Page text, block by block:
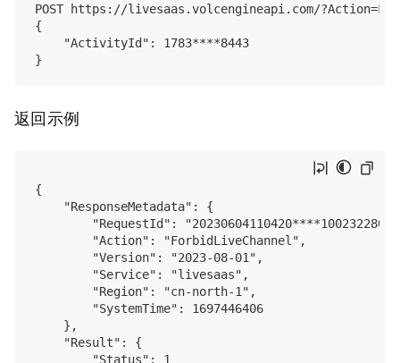
POST https://livesaas.volcengineapi.com/
{
    "ActivityId": 1783****8443
返回示例
{
    "ResponseMetadata": {
"RequestId":
        "Action": "ForbidLiveChannel",
        "Version": "2023-08-01",
        "Service": "livesaas",
        "Region": "cn-north-1",
        "SystemTime": 1697446406
    },
    "Result": {
        "Status": 1